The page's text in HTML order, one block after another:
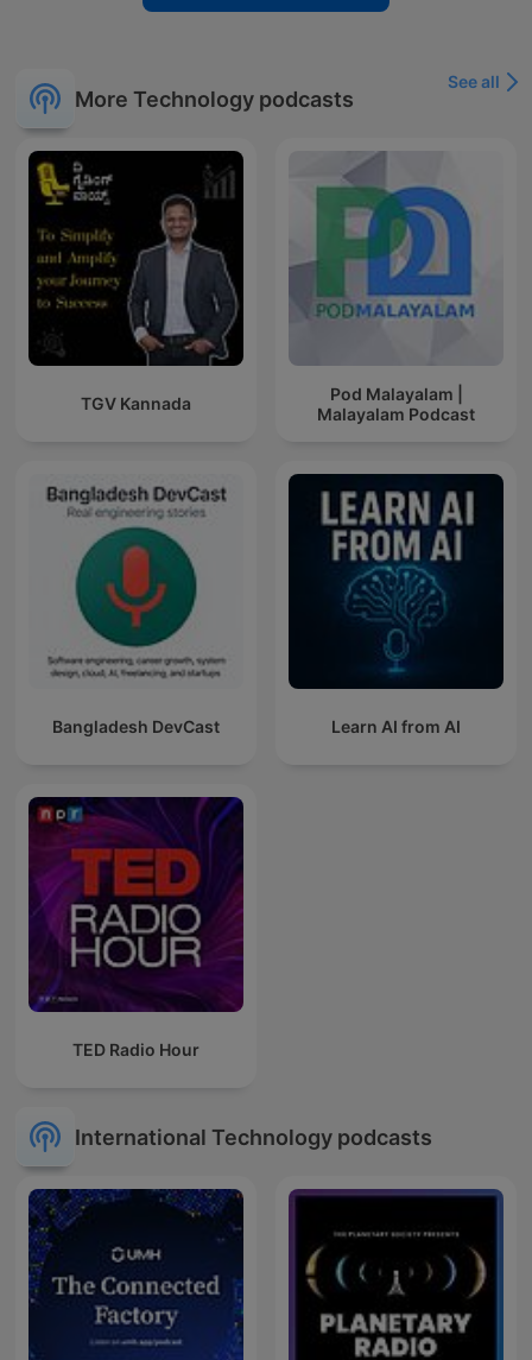
More Technology podcasts
See all
TGV Kannada
Pod Malayalam |
Malayalam Podcast
Bangladesh DevCast Learn AI from AI
TED Radio Hour
International Technology podcasts